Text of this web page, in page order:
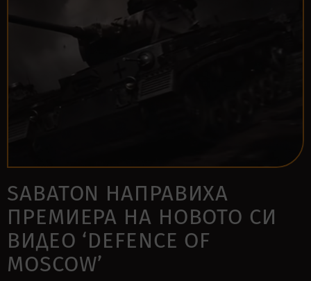
SABATON НАПРАВИХА
ПРЕМИЕРА НА НОВОТО СИ
ВИДЕО ‘DEFENCE OF
MOSCOW’